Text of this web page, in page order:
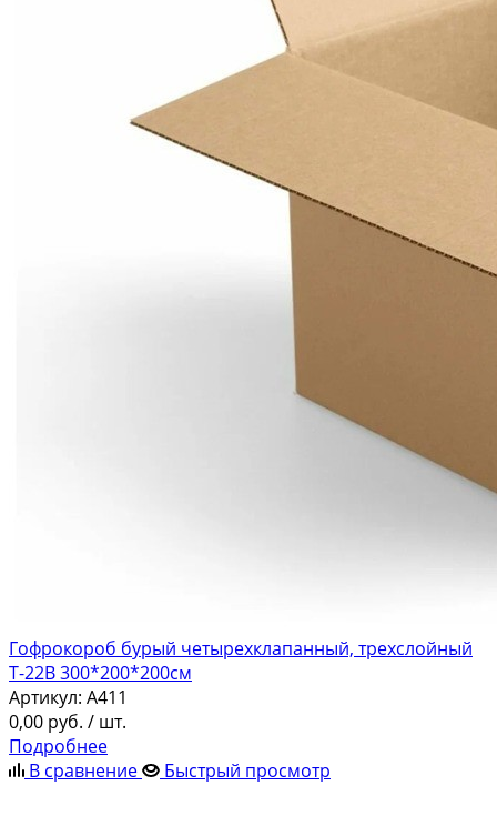
Гофрокороб бурый четырехклапанный, трехслойный
Т-22В 300*200*200см
Артикул: A411
0,00 руб. / шт.
Подробнее
В сравнение
Быстрый просмотр